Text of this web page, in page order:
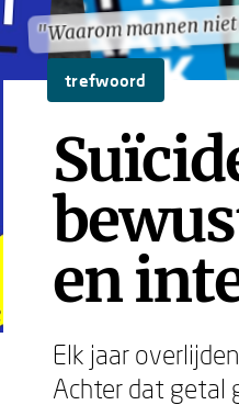
"Waarom mannen
"Waarom mannen
trefwoord
en
Elk jaar
Achter dat getal